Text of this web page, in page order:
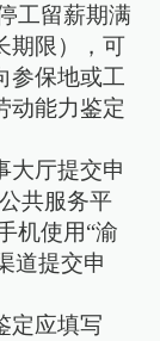
工留薪期满
期限），可
参保地或工
动能力鉴定
大厅提交申
共服务平
机使用“渝
道提交申
定应填写